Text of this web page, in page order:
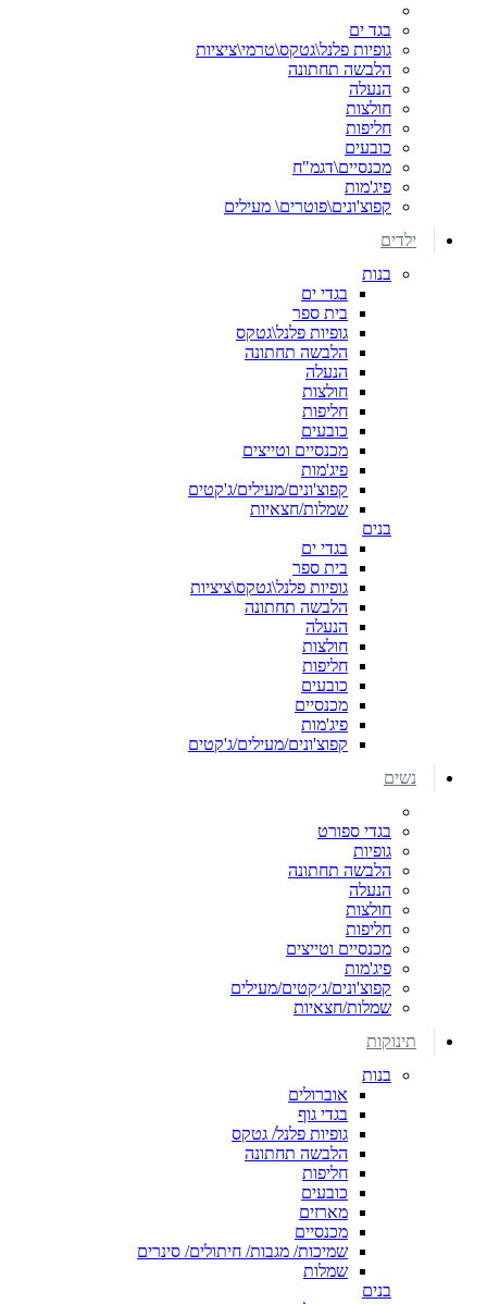
בגד ים
גופיות פלנל\גטקס\טרמי\ציציות
הלבשה תחתונה
הנעלה
חולצות
חליפות
כובעים
מכנסיים\דגמ"ח
פיג'מות
קפוצ'ונים\פוטרים\ מעילים
ילדים
בנות
בגדי ים
בית ספר
גופיות פלנל\גטקס
הלבשה תחתונה
הנעלה
חולצות
חליפות
כובעים
מכנסיים וטייצים
פיג'מות
קפוצ'ונים/מעילים/ג'קטים
שמלות/חצאיות
בנים
בגדי ים
בית ספר
גופיות פלנל\גטקס\ציציות
הלבשה תחתונה
הנעלה
חולצות
חליפות
כובעים
מכנסיים
פיג'מות
קפוצ'ונים/מעילים/ג'קטים
נשים
בגדי ספורט
גופיות
הלבשה תחתונה
הנעלה
חולצות
חליפות
מכנסיים וטייצים
פיג'מות
קפוצ'ונים/ג׳קטים/מעילים
שמלות/חצאיות
תינוקות
בנות
אוברולים
בגדי גוף
גופיות פלנל/ גטקס
הלבשה תחתונה
חליפות
כובעים
מארזים
מכנסיים
שמיכות/ מגבות/ חיתולים/ סינרים
שמלות
בנים